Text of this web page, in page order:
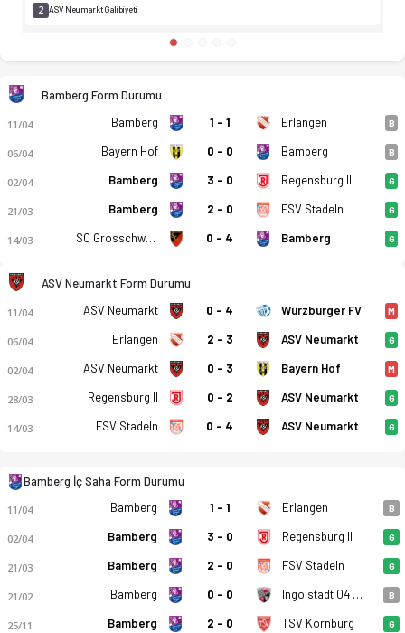
Eintracht Bamberg - ASV Neumarkt 1-1 bitti. Gol anları,
2 ASV Neumarkt Galibiyeti
Bamberg Form Durumu
11/04 Bamberg 1 - 1 Erlangen B
06/04 Bayern Hof 0 - 0 Bamberg B
02/04 Bamberg 3 - 0 Regensburg II G
21/03 Bamberg 2 - 0 FSV Stadeln G
14/03 SC Grosschwarzenlohe 0 - 4 Bamberg G
ASV Neumarkt Form Durumu
11/04 ASV Neumarkt 0 - 4 Würzburger FV M
06/04 Erlangen 2 - 3 ASV Neumarkt G
02/04 ASV Neumarkt 0 - 3 Bayern Hof M
28/03 Regensburg II 0 - 2 ASV Neumarkt G
14/03 FSV Stadeln 0 - 4 ASV Neumarkt G
Bamberg İç Saha Form Durumu
11/04 Bamberg 1 - 1 Erlangen B
02/04 Bamberg 3 - 0 Regensburg II G
21/03 Bamberg 2 - 0 FSV Stadeln G
21/02 Bamberg 0 - 0 Ingolstadt 04 (A) B
25/11 Bamberg 2 - 0 TSV Kornburg G